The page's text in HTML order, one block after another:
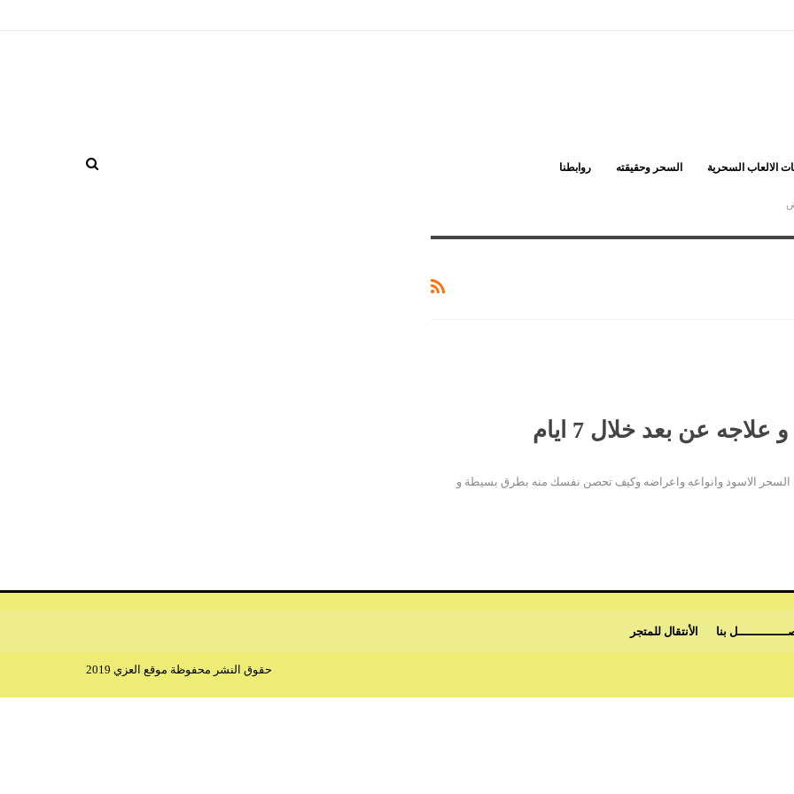
الالعاب السحرية السحر وحقيقته روابطنا
عن بعد خلال 7 ايام
الاسود وانواعه واعراضه وكيف تحصن نفسك منه بطرق بسيطة و
بنا الأنتقال للمتجر
حقوق النشر محفوظة موقع العزي 2019